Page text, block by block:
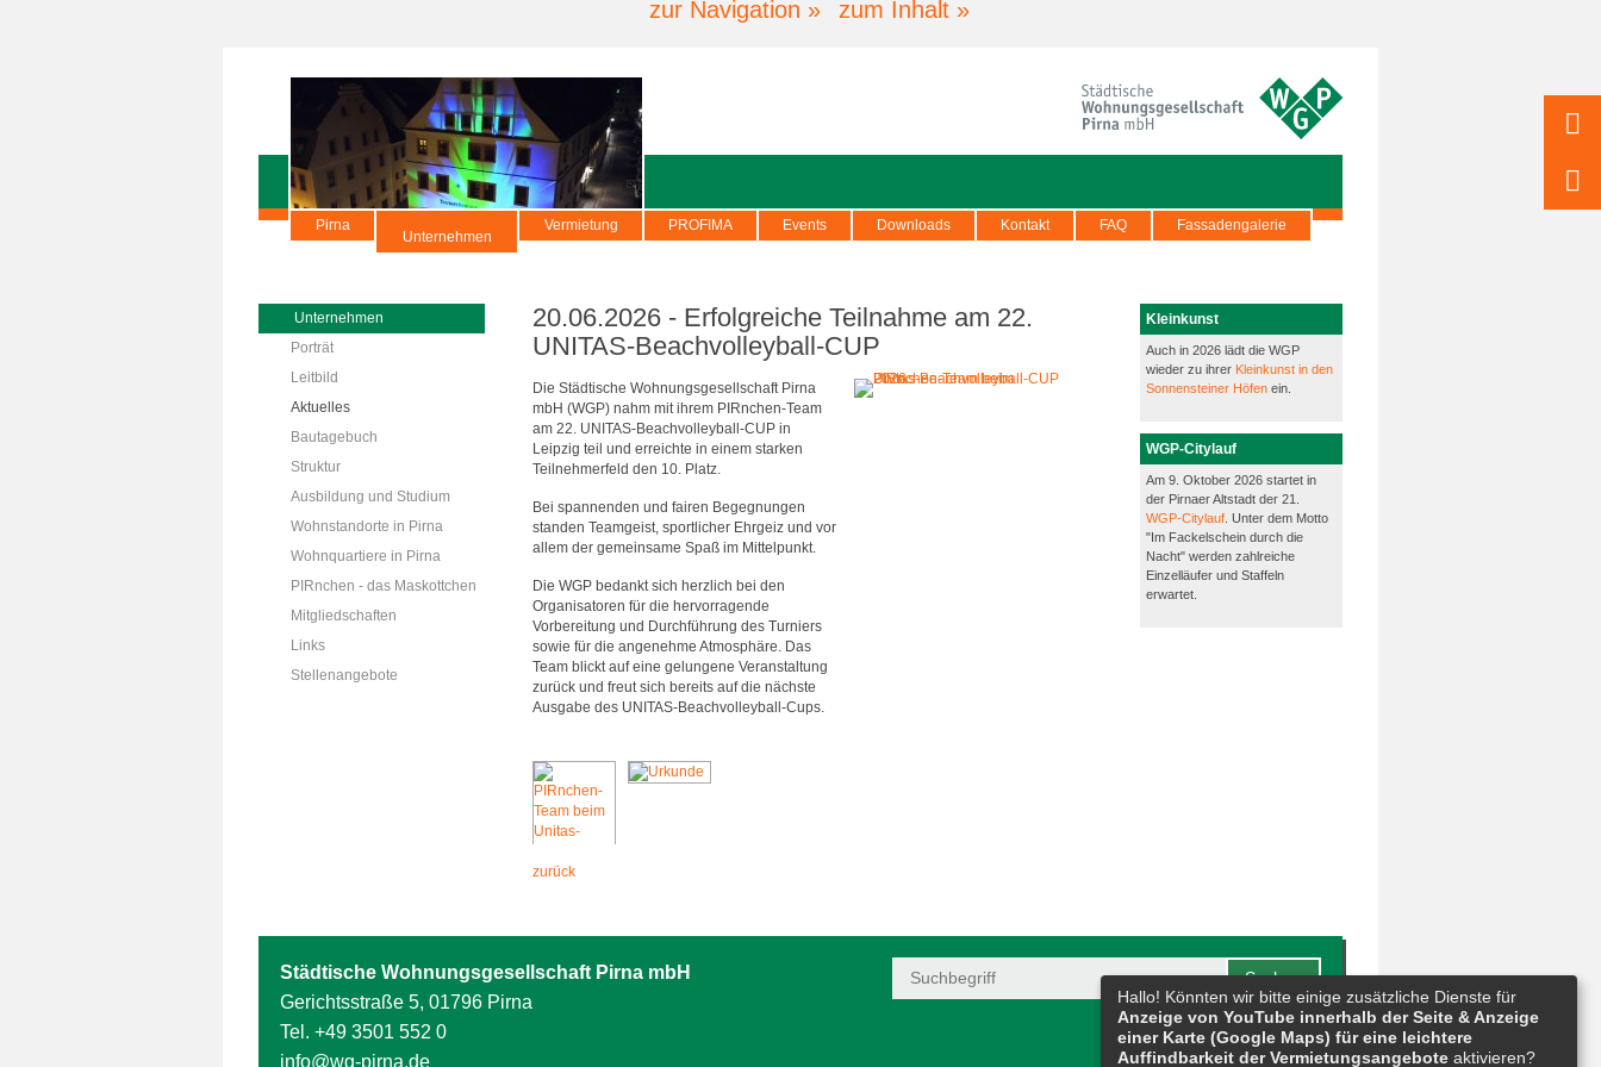
zur Navigation » zum Inhalt »
Pirna
Unternehmen
Vermietung PROFIMA Events Downloads Kontakt FAQ Fassadengalerie
Unternehmen
Porträt
Leitbild
Aktuelles
Bautagebuch
Struktur
Ausbildung und Studium
Wohnstandorte in Pirna
Wohnquartiere in Pirna
PIRnchen - das Maskottchen
Mitgliedschaften
Links
Stellenangebote
20.06.2026 - Erfolgreiche Teilnahme am 22.
UNITAS-Beachvolleyball-CUP
Die Städtische Wohnungsgesellschaft Pirna
mbH (WGP) nahm mit ihrem PIRnchen-Team
am 22. UNITAS-Beachvolleyball-CUP in
Leipzig teil und erreichte in einem starken
Teilnehmerfeld den 10. Platz.
Bei spannenden und fairen Begegnungen
standen Teamgeist, sportlicher Ehrgeiz und vor
allem der gemeinsame Spaß im Mittelpunkt.
Die WGP bedankt sich herzlich bei den
Organisatoren für die hervorragende
Vorbereitung und Durchführung des Turniers
sowie für die angenehme Atmosphäre. Das
Team blickt auf eine gelungene Veranstaltung
zurück und freut sich bereits auf die nächste
Ausgabe des UNITAS-Beachvolleyball-Cups.
zurück
Kleinkunst
Auch in 2026 lädt die WGP
wieder zu ihrer Kleinkunst in den
Sonnensteiner Höfen ein.
WGP-Citylauf
Am 9. Oktober 2026 startet in
der Pirnaer Altstadt der 21.
WGP-Citylauf . Unter dem Motto
"Im Fackelschein durch die
Nacht" werden zahlreiche
Einzelläufer und Staffeln
erwartet.
Städtische Wohnungsgesellschaft Pirna mbH
Gerichtsstraße 5, 01796 Pirna
Tel. +49 3501 552 0
info@wg-pirna.de
Hallo! Könnten wir bitte einige zusätzliche Dienste für
Anzeige von YouTube innerhalb der Seite & Anzeige
einer Karte (Google Maps) für eine leichtere
Auffindbarkeit der Vermietungsangebote aktivieren?